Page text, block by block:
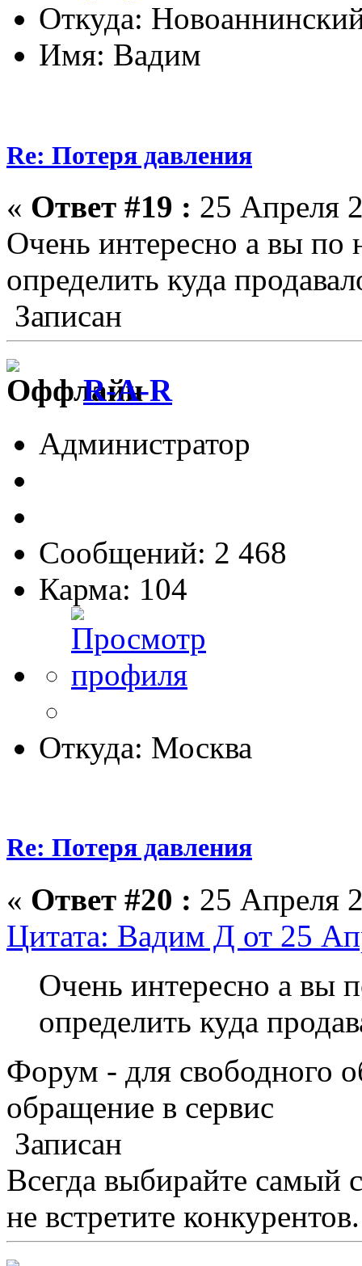
Откуда:
Имя: Вадим
Re: Потеря давления
« Ответ #19 : 25 Апреля
Очень интересно а вы по
определить куда
Записан
R-A-R
Администратор
Сообщений: 2 468
Карма: 104
Откуда: Москва
Re: Потеря давления
« Ответ #20 : 25 Апреля
Цитата: Вадим Д от 25
Очень интересно а вы
определить куда
Форум - для свободного
обращение в сервис
Записан
Всегда выбирайте
не встретите конкурентов.